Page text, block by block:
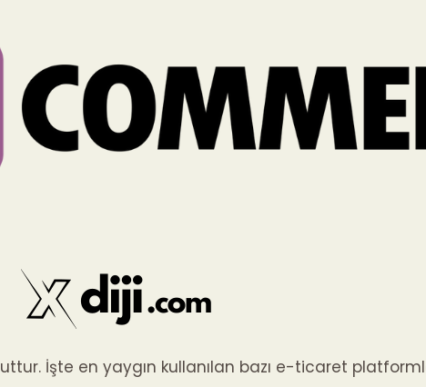
İşte en yaygın kullanılan bazı e-ticaret